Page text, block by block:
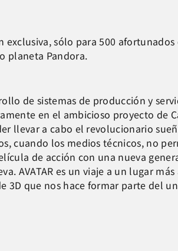
exclusiva, sólo para 500
planeta Pandora.
de sistemas de producción y
en el ambicioso proyecto
llevar a cabo el revolucionario
cuando los medios técnicos, no
de acción con una nueva
AVATAR es un viaje a un lugar
3D que nos hace formar parte del